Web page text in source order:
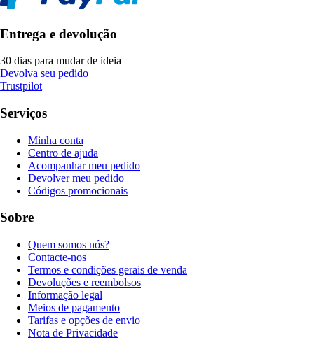
Entrega e devolução
30 dias para mudar de ideia
Devolva seu pedido
Trustpilot
Serviços
Minha conta
Centro de ajuda
Acompanhar meu pedido
Devolver meu pedido
Códigos promocionais
Sobre
Quem somos nós?
Contacte-nos
Termos e condições gerais de venda
Devoluções e reembolsos
Informação legal
Meios de pagamento
Tarifas e opções de envio
Nota de Privacidade